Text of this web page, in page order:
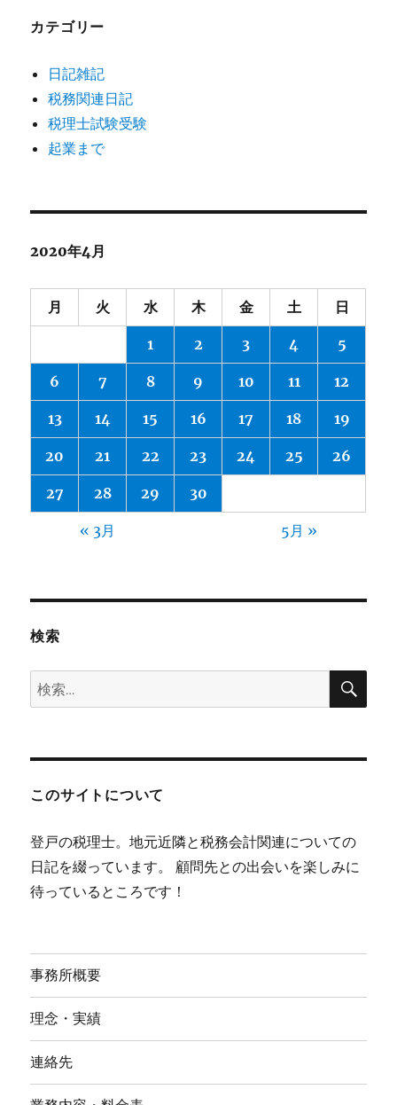
カテゴリー
日記雑記
税務関連日記
税理士試験受験
起業まで
2020年4月
月 火 水 木 金 土 日
1 2 3 4 5
6 7 8 9 10 11 12
13 14 15 16 17 18 19
20 21 22 23 24 25 26
27 28 29 30
« 3月 5月 »
検索
検
索:
検
このサイトについて
登戸の税理士。地元近隣と税務会計関連についての
日記を綴っています。 顧問先との出会いを楽しみに
待っているところです！
事務所概要
理念・実績
連絡先